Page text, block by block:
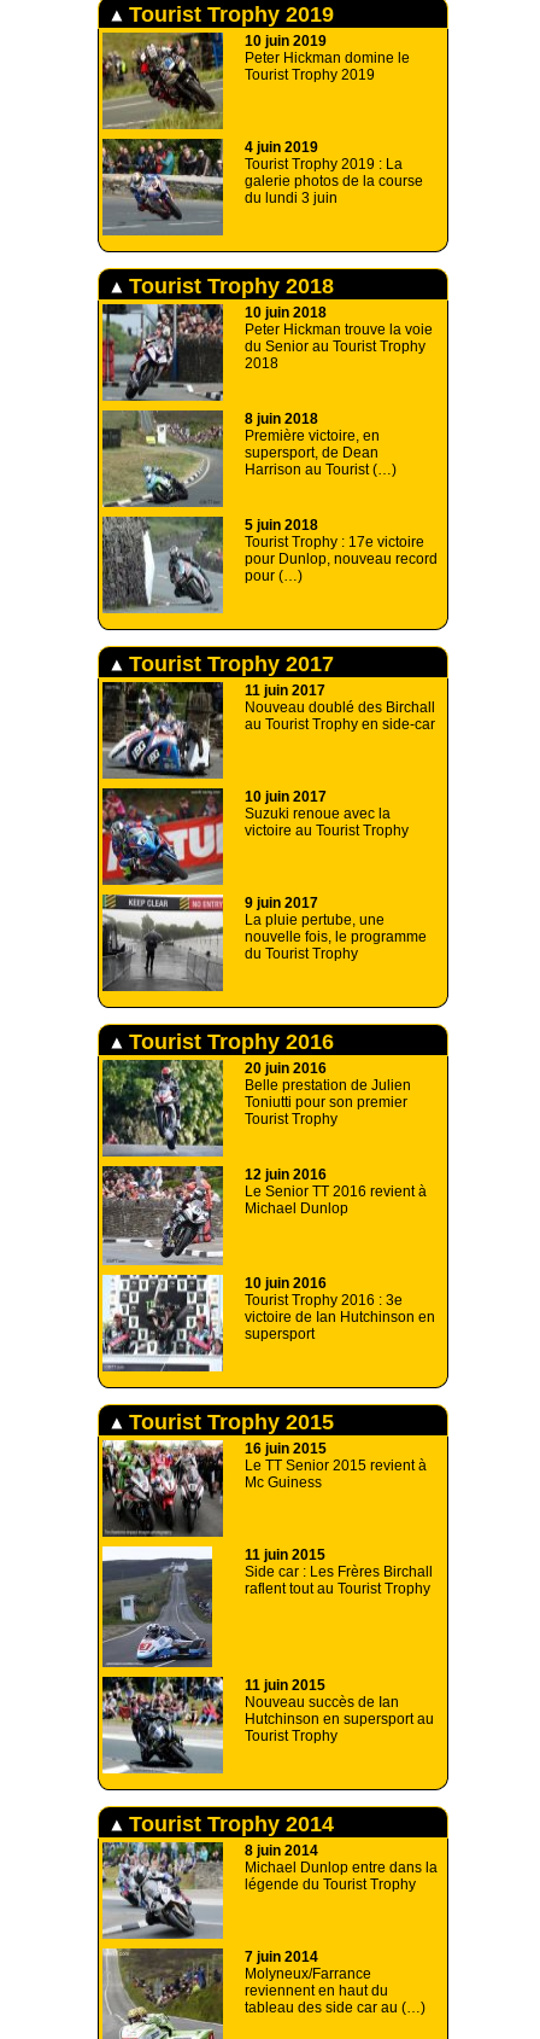
Tourist Trophy 2019
10 juin 2019
Peter Hickman domine le
Tourist Trophy 2019
4 juin 2019
Tourist Trophy 2019 : La
galerie photos de la course
du lundi 3 juin
Tourist Trophy 2018
10 juin 2018
Peter Hickman trouve la voie
du Senior au Tourist Trophy
2018
8 juin 2018
Première victoire, en
supersport, de Dean
Harrison au Tourist (…)
5 juin 2018
Tourist Trophy : 17e victoire
pour Dunlop, nouveau record
pour (…)
Tourist Trophy 2017
11 juin 2017
Nouveau doublé des Birchall
au Tourist Trophy en side-car
10 juin 2017
Suzuki renoue avec la
victoire au Tourist Trophy
9 juin 2017
La pluie pertube, une
nouvelle fois, le programme
du Tourist Trophy
Tourist Trophy 2016
20 juin 2016
Belle prestation de Julien
Toniutti pour son premier
Tourist Trophy
12 juin 2016
Le Senior TT 2016 revient à
Michael Dunlop
10 juin 2016
Tourist Trophy 2016 : 3e
victoire de Ian Hutchinson en
supersport
Tourist Trophy 2015
16 juin 2015
Le TT Senior 2015 revient à
Mc Guiness
11 juin 2015
Side car : Les Frères Birchall
raflent tout au Tourist Trophy
11 juin 2015
Nouveau succès de Ian
Hutchinson en supersport au
Tourist Trophy
Tourist Trophy 2014
8 juin 2014
Michael Dunlop entre dans la
légende du Tourist Trophy
7 juin 2014
Molyneux/Farrance
reviennent en haut du
tableau des side car au (…)